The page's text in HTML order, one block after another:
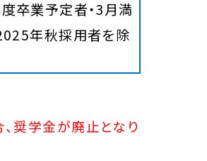
卒業予定者・3月満
年秋採用者を除
奨学金が廃止となり